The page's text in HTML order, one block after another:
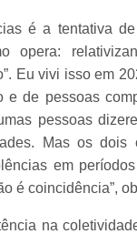
é a tentativa
opera:
Eu vivi isso em
e de pessoas
pessoas
Mas os dois
em
é coincidência”,
na